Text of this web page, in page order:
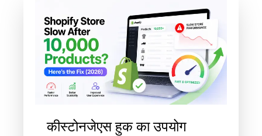
कीस्टोनजेएस हुक का उपयोग